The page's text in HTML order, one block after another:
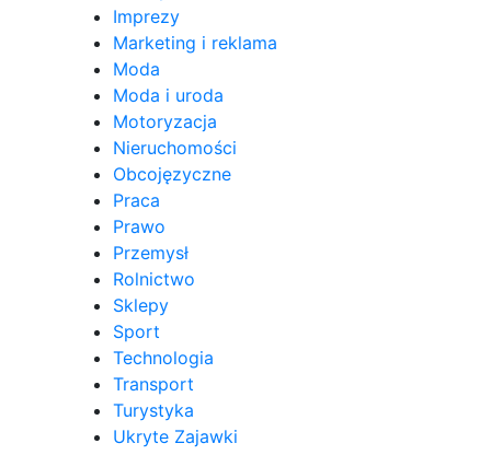
Imprezy
Marketing i reklama
Moda
Moda i uroda
Motoryzacja
Nieruchomości
Obcojęzyczne
Praca
Prawo
Przemysł
Rolnictwo
Sklepy
Sport
Technologia
Transport
Turystyka
Ukryte Zajawki